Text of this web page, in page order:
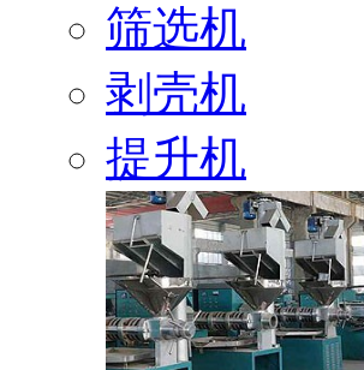
筛选机
剥壳机
提升机